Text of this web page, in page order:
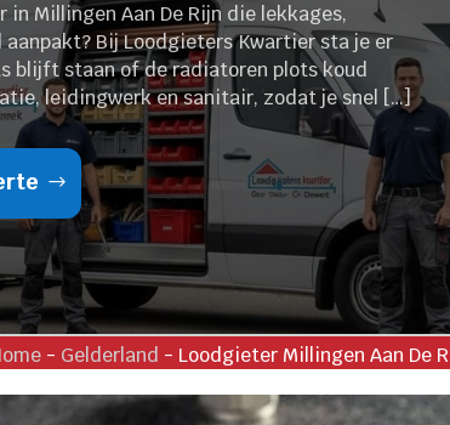
Millingen Aan De Rijn die lekkages,
Bij Loodgieters Kwartier sta je er
blijft staan of de radiatoren plots koud
leidingwerk en sanitair, zodat je snel […]
- Gelderland - Loodgieter Millingen Aan De